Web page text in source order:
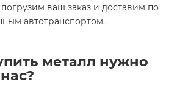
ваш заказ и доставим по
автотранспортом.
металл нужно